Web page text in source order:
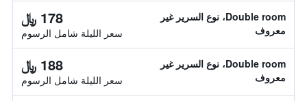
Double room، نوع السرير غير
معروف
178 ﷼
سعر الليلة شامل الرسوم
Double room، نوع السرير غير
معروف
188 ﷼
سعر الليلة شامل الرسوم